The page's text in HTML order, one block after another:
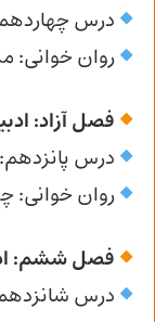
درس
روان خوانی:
فصل آزاد:
درس
روان خوانی:
فصل ششم:
درس